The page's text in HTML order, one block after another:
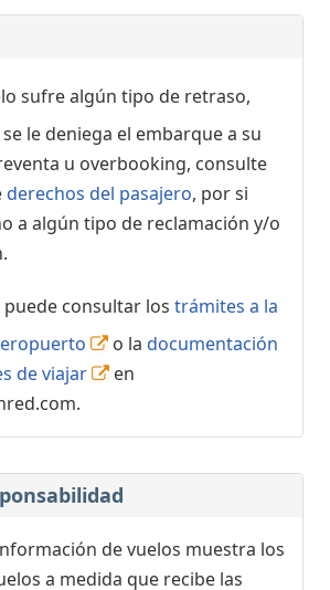
sufre algún tipo de retraso,
le deniega el embarque a su
u overbooking, consulte
derechos del pasajero, por si
a algún tipo de reclamación y/o
puede consultar los trámites a la
o la documentación
de viajar
en
de vuelos muestra los
a medida que recibe las